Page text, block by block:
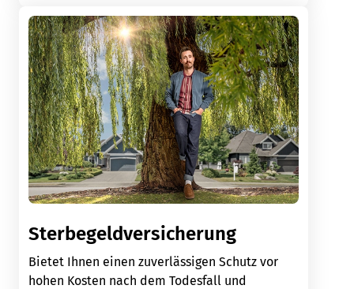
Sterbegeldversicherung
Bietet Ihnen einen zuverlässigen Schutz vor
hohen Kosten nach dem Todesfall und